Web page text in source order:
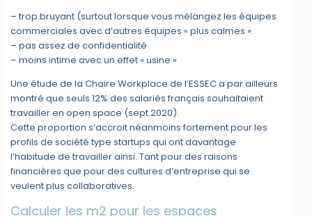
– trop bruyant (surtout lorsque vous mélangez les équipes
commerciales avec d’autres équipes « plus calmes ».
– pas assez de confidentialité
– moins intime avec un effet « usine »
Une étude de la Chaire Workplace de l’ESSEC a par ailleurs
montré que seuls 12% des salariés français souhaitaient
travailler en open space (sept.2020).
Cette proportion s’accroit néanmoins fortement pour les
profils de société type startups qui ont davantage
l’habitude de travailler ainsi. Tant pour des raisons
financières que pour des cultures d’entreprise qui se
veulent plus collaboratives.
Calculer les m2 pour les espaces